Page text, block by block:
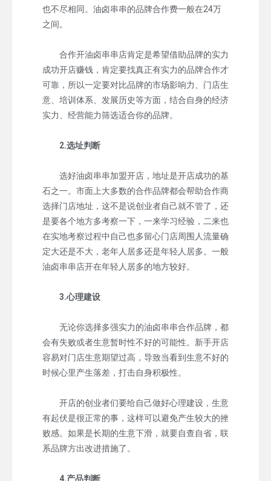
也不尽相同。油卤串串的品牌合作费一般在24万
之间。
合作开油卤串串店肯定是希望借助品牌的实力
成功开店赚钱，肯定要找真正有实力的品牌合作才
可靠，所以一定要对比品牌的市场影响力、门店生
意、培训体系、发展历史等方面，结合自身的经济
实力、经营能力筛选适合你的品牌。
2.选址判断
选好油卤串串加盟开店，地址是开店成功的基
石之一。市面上大多数的合作品牌都会帮助合作商
选择门店地址，这不是说创业者自己就不管了，还
是要各个地方多考察一下，一来学习经验，二来也
在实地考察过程中自己也多留心门店周围人流量确
定大还是不大，老年人居多还是年轻人居多。一般
油卤串串店开在年轻人居多的地方较好。
3.心理建设
无论你选择多强实力的油卤串串合作品牌，都
会有失败或者生意暂时性不好的可能性。新手开店
容易对门店生意期望过高，导致当看到生意不好的
时候心里产生落差，打击自身积极性。
开店的创业者们要给自己做好心理建设，生意
有起伏是很正常的事，这样可以避免产生较大的挫
败感。如果是长期的生意下滑，就要自查自省，联
系品牌方出改进措施了。
4.产品判断